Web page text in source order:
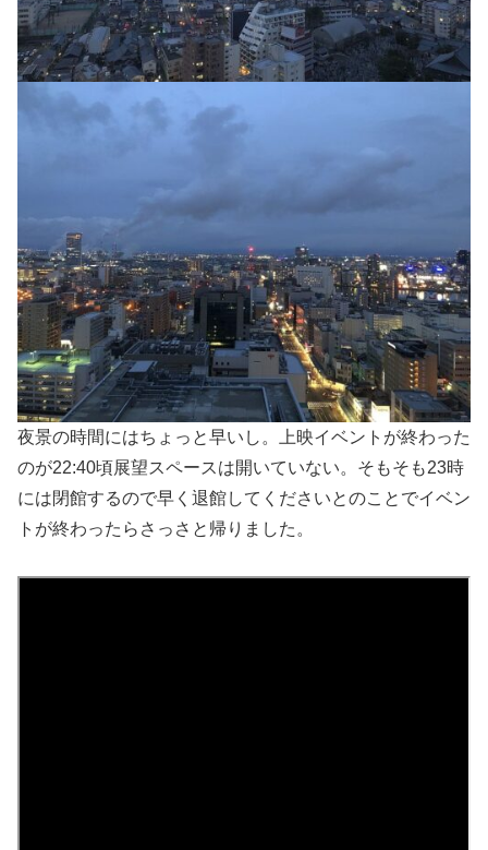
夜景の時間にはちょっと早いし。上映イベントが終わった
のが22:40頃展望スペースは開いていない。そもそも23時
には閉館するので早く退館してくださいとのことでイベン
トが終わったらさっさと帰りました。